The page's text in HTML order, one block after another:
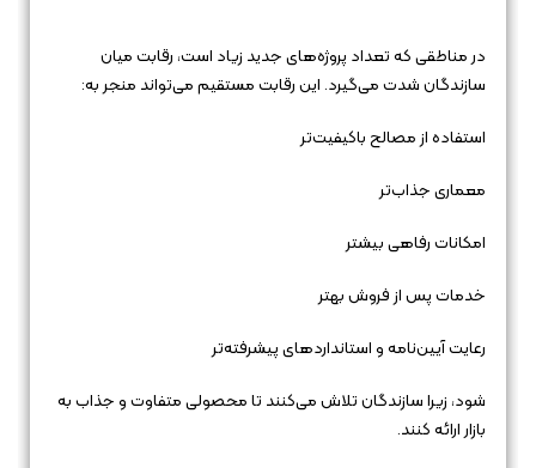
در مناطقی که تعداد پروژه‌های جدید زیاد است، رقابت میان
سازندگان شدت می‌گیرد. این رقابت مستقیم می‌تواند منجر به:
استفاده از مصالح باکیفیت‌تر
معماری جذاب‌تر
امکانات رفاهی بیشتر
خدمات پس از فروش بهتر
رعایت آیین‌نامه و استانداردهای پیشرفته‌تر
شود، زیرا سازندگان تلاش می‌کنند تا محصولی متفاوت و جذاب به
بازار ارائه کنند.